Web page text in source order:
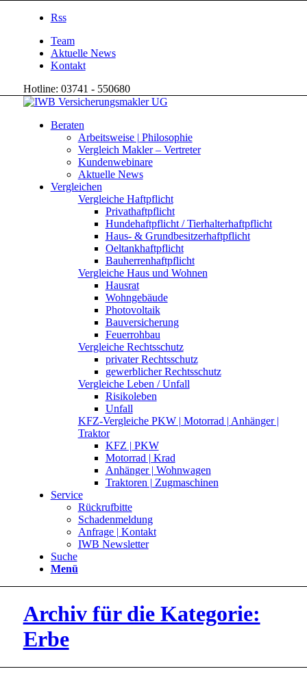
Rss
Team
Aktuelle News
Kontakt
Hotline: 03741 - 550680
Beraten
Arbeitsweise | Philosophie
Vergleich Makler – Vertreter
Kundenwebinare
Aktuelle News
Vergleichen
Vergleiche Haftpflicht
Privathaftpflicht
Hundehaftpflicht / Tierhalterhaftpflicht
Haus- & Grundbesitzerhaftpflicht
Oeltankhaftpflicht
Bauherrenhaftpflicht
Vergleiche Haus und Wohnen
Hausrat
Wohngebäude
Photovoltaik
Bauversicherung
Feuerrohbau
Vergleiche Rechtsschutz
privater Rechtsschutz
gewerblicher Rechtsschutz
Vergleiche Leben / Unfall
Risikoleben
Unfall
KFZ-Vergleiche PKW | Motorrad | Anhänger |
Traktor
KFZ | PKW
Motorrad | Krad
Anhänger | Wohnwagen
Traktoren | Zugmaschinen
Service
Rückrufbitte
Schadenmeldung
Anfrage | Kontakt
IWB Newsletter
Suche
Menü
Archiv für die Kategorie:
Erbe